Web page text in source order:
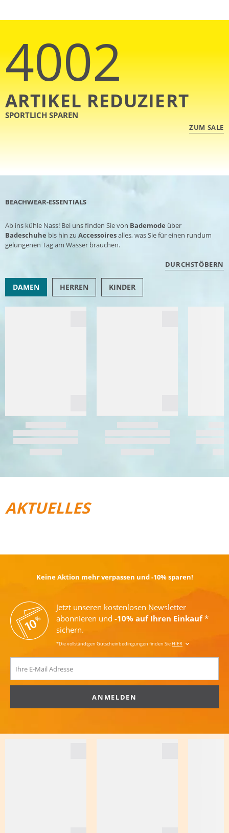
4002
ARTIKEL REDUZIERT
SPORTLICH SPAREN
ZUM SALE
BEACHWEAR-ESSENTIALS
Ab ins kühle Nass! Bei uns finden Sie von Bademode über
Badeschuhe bis hin zu Accessoiresalles, was Sie für einen rundum
gelungenen Tag am Wasser brauchen.
DURCHSTÖBERN
DAMEN HERREN KINDER
AKTUELLES
Keine Aktion mehr verpassen und -10% sparen!
Jetzt unseren kostenlosen Newsletter
abonnieren und -10% auf Ihren Einkauf*
sichern.
*Die vollständigen Gutscheinbedingungen finden SieHIER
ANMELDEN